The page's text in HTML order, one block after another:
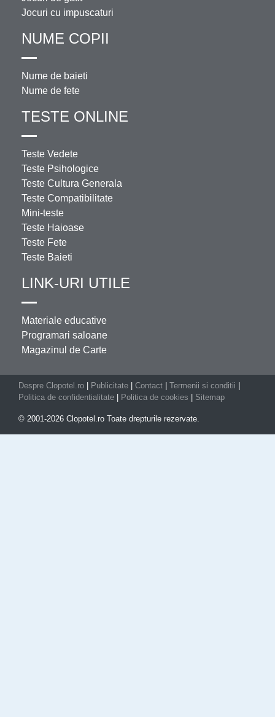
Jocuri cu impuscaturi
NUME COPII
Nume de baieti
Nume de fete
TESTE ONLINE
Teste Vedete
Teste Psihologice
Teste Cultura Generala
Teste Compatibilitate
Mini-teste
Teste Haioase
Teste Fete
Teste Baieti
LINK-URI UTILE
Materiale educative
Programari saloane
Magazinul de Carte
Despre Clopotel.ro Publicitate Contact Termenii si conditii
Politica de confidentialitate
Politica de cookies Sitemap
© 2001-2026 Clopotel.ro Toate drepturile rezervate.